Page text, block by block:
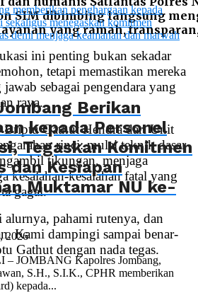
SIM dibimbing langsung
yang ramah,
ini penting bukan sekadar
tetapi memastikan mereka
sebagai pengendara yang
raya.
Briptu Gathut Hendra dari Unit
rinci: mulai teknik dasar
tikungan, menjaga
kesalahan-kesalahan fatal yang
gagal.
alurnya, pahami rutenya, dan
Kami dampingi sampai benar-
Gathut dengan nada tegas.
Berikan
kepada Personel
Tegaskan Komitmen
dan Kesiapan
Muktamar NU ke-
2026
– JOMBANG Kapolres Jombang,
S.H., S.I.K., CPHR memberikan
kepada...